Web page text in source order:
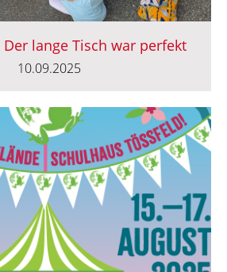
lange Tisch war perfekt
10.09.2025